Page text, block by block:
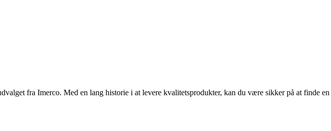
fra Imerco. Med en lang historie i at levere kvalitetsprodukter, kan du være sikker på at finde en